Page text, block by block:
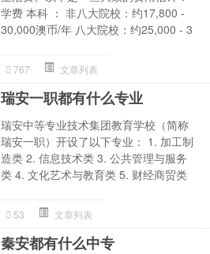
学费 本科 ： 非八大院校：约17,800 -
30,000澳币/年 八大院校：约25,000 - 3
767 文章列表
瑞安一职都有什么专业
瑞安中等专业技术集团教育学校（简称
瑞安一职）开设了以下专业： 1. 加工制
造类 2. 信息技术类 3. 公共管理与服务
类 4. 文化艺术与教育类 5. 财经商贸类
53 文章列表
秦安都有什么中专